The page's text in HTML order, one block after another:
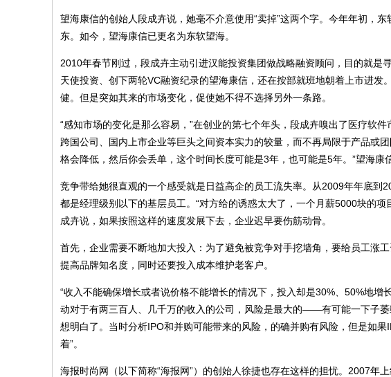
望海康信的创始人段成卉说，她毫不介意使用“卖掉”这两个字。今年年初，
东。如今，望海康信已更名为东软望海。
2010年春节刚过，段成卉主动引进汉能投资集团做战略融资顾问，目的就是
天使投资、创下两轮VC融资纪录的望海康信，还在按部就班地朝着上市进
健。但是突如其来的市场变化，促使她不得不选择另外一条路。
“感知市场的变化是那么容易，”在创业的第七个年头，段成卉嗅出了医疗软
跨国公司、国内上市企业等巨头之间资本实力的较量，而不再局限于产品或
格会降低，然后你会丢单，这个时间长度可能是3年，也可能是5年。”望海康
竞争带给她很直观的一个感受就是日益高企的员工流失率。从2009年年底到
都是经理级别以下的基层员工。“对方给的诱惑太大了，一个月薪5000块的
成卉说，如果按照这样的速度发展下去，企业迟早要伤筋动骨。
首先，企业需要不断地加大投入：为了避免被竞争对手挖墙角，要给员工涨
提高品牌知名度，同时还要投入成本维护老客户。
“收入不能确保增长或者说价格不能增长的情况下，投入却是30%、50%地
动对于有两三百人、几千万的收入的公司，风险是最大的——有可能一下子
想明白了。当时分析IPO和并购可能带来的风险，的确并购有风险，但是如
着”。
海报时尚网（以下简称“海报网”）的创始人徐捷也存在这样的担忧。2007年